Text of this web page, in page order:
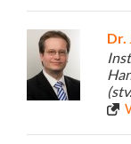
Dr.